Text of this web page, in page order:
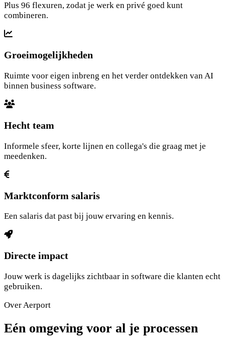
Plus 96 flexuren, zodat je werk en privé goed kunt
combineren.
Groeimogelijkheden
Ruimte voor eigen inbreng en het verder ontdekken van AI
binnen business software.
Hecht team
Informele sfeer, korte lijnen en collega's die graag met je
meedenken.
Marktconform salaris
Een salaris dat past bij jouw ervaring en kennis.
Directe impact
Jouw werk is dagelijks zichtbaar in software die klanten echt
gebruiken.
Over Aerport
Eén omgeving voor al je processen